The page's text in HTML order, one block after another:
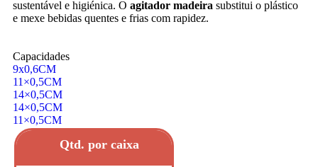
sustentável e higiénica. O agitador madeira substitui o plástico
e mexe bebidas quentes e frias com rapidez.
Capacidades
9x0,6CM
11×0,5CM
14×0,5CM
14×0,5CM
11×0,5CM
Qtd. por caixa